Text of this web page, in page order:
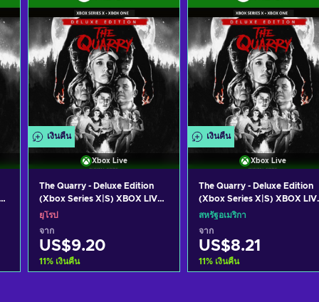
เงินคืน
Xbox Live
The Quarry - Deluxe Edition
(Xbox Series X|S) XBOX LIVE
Key EUROPE
ยุโรป
จาก
US$9.20
11% เงินคืน
เงินคืน
Xbox Live
The Quarry - Deluxe Edition
(Xbox Series X|S) XBOX
Key UNITED STATES
สหรัฐอเมริกา
จาก
US$8.21
11% เงินคืน